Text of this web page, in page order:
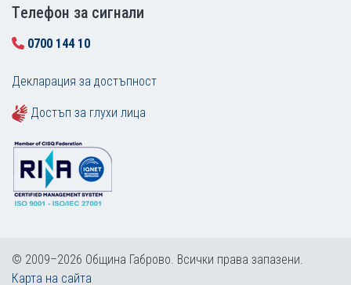
Tелефон за сигнали
0700 144 10
Декларация за достъпност
Достъп за глухи лица
© 2009–2026 Община Габрово. Всички права запазени.
Карта на сайта